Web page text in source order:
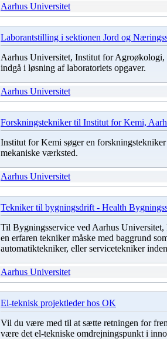
Aarhus Universitet
Laborantstilling i sektionen Jord og
Aarhus Universitet, Institut for Agroøkologi,
indgå i løsning af laboratoriets opgaver.
Aarhus Universitet
Forskningstekniker til Institut for Kemi,
Institut for Kemi søger en
mekaniske værksted.
Aarhus Universitet
Tekniker til bygningsdrift - Health
Til Bygningsservice ved Aarhus Universitet,
en erfaren tekniker måske med baggrund
automatiktekniker, eller servicetekniker
Aarhus Universitet
El-teknisk projektleder hos OK
Vil du være med til at sætte retningen for
være det el-tekniske omdrejningspunkt i